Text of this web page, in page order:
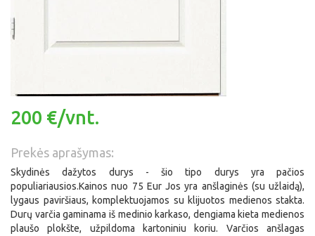
200 €/vnt.
Prekės aprašymas:
Skydinės dažytos durys - šio tipo durys yra pačios
populiariausios.Kainos nuo 75 Eur Jos yra anšlaginės (su užlaidą),
lygaus paviršiaus, komplektuojamos su klijuotos medienos stakta.
Durų varčia gaminama iš medinio karkaso, dengiama kieta medienos
plaušo plokšte, užpildoma kartoniniu koriu. Varčios anšlagas